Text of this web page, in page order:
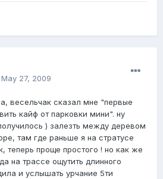
May 27, 2009
весельчак сказал мне "первые
кайф от парковки мини". ну
) залезть между деревом
там где раньше я на стратусе
теперь проще простого ! но как же
на трассе ощутить длинного
и услышать урчание 5ти